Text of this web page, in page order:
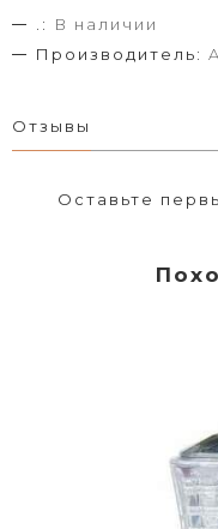
.:
В наличии
Производитель:
Отзывы
Оставьте